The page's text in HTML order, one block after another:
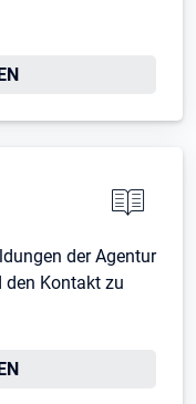
der Agentur
den Kontakt zu